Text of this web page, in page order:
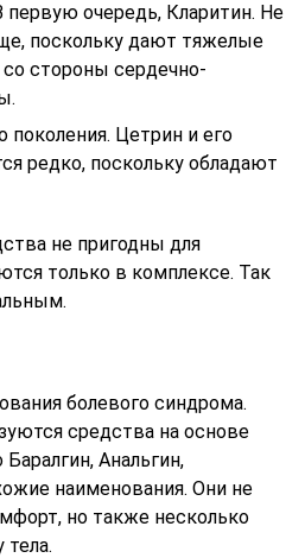
первую очередь, Кларитин. Не
поскольку дают тяжелые
стороны сердечно-
поколения. Цетрин и его
редко, поскольку обладают
не пригодны для
только в комплексе. Так
болевого синдрома.
средства на основе
Анальгин,
наименования. Они не
но также несколько